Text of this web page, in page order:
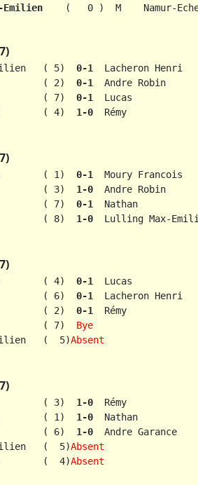
Emilien
(   0 )  M    Namur-
( 5)
0-1 Lacheron
( 2)
0-1 Andre Robin
( 7)
0-1 Lucas
( 4)
1-0
( 1)
0-1 Moury
( 3)
1-0 Andre Robin
( 7)
0-1 Nathan
( 8)
1-0
( 4)
0-1 Lucas
( 6)
0-1 Lacheron
( 2)
0-1 Rémy
( 7)
Bye
(  5)
Absent
( 3)
1-0 Rémy
( 1)
1-0 Nathan
( 6)
1-0 Andre
(  5)
Absent
(  4)
Absent